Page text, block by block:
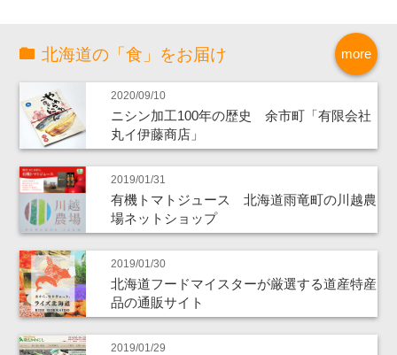
more
北海道の「食」をお届け
2020/09/10
ニシン加工100年の歴史 余市町「有限会社
丸イ伊藤商店」
2019/01/31
有機トマトジュース 北海道雨竜町の川越農
場ネットショップ
2019/01/30
北海道フードマイスターが厳選する道産特産
品の通販サイト
2019/01/29